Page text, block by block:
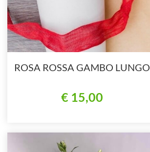
ROSA ROSSA GAMBO LUNGO
€ 15,00